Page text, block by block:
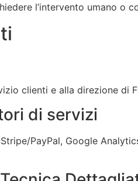
l’intervento umano o
clienti e alla direzione di
di servizi
PayPal, Google